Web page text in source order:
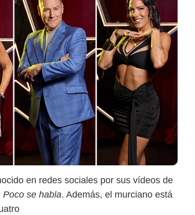
en redes sociales por sus vídeos de
Poco se habla. Además, el murciano está